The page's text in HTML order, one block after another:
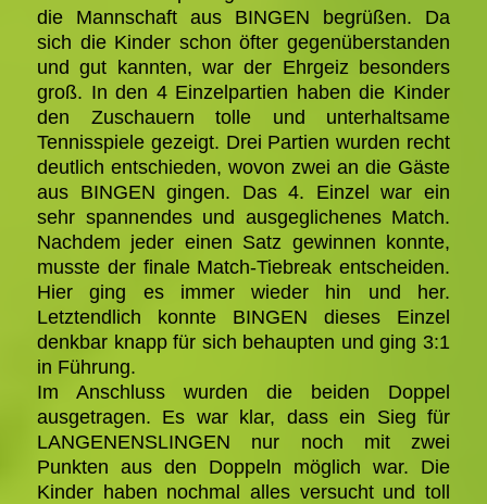
die Mannschaft aus BINGEN begrüßen. Da
sich die Kinder schon öfter gegenüberstanden
und gut kannten, war der Ehrgeiz besonders
groß. In den 4 Einzelpartien haben die Kinder
den Zuschauern tolle und unterhaltsame
Tennisspiele gezeigt. Drei Partien wurden recht
deutlich entschieden, wovon zwei an die Gäste
aus BINGEN gingen. Das 4. Einzel war ein
sehr spannendes und ausgeglichenes Match.
Nachdem jeder einen Satz gewinnen konnte,
musste der finale Match-Tiebreak entscheiden.
Hier ging es immer wieder hin und her.
Letztendlich konnte BINGEN dieses Einzel
denkbar knapp für sich behaupten und ging 3:1
in Führung.
Im Anschluss wurden die beiden Doppel
ausgetragen. Es war klar, dass ein Sieg für
LANGENENSLINGEN nur noch mit zwei
Punkten aus den Doppeln möglich war. Die
Kinder haben nochmal alles versucht und toll